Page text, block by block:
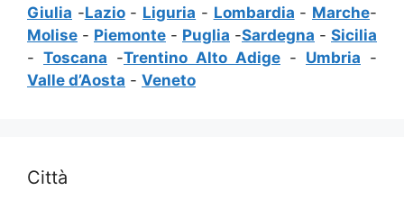
Giulia -Lazio- Liguria - Lombardia - Marche-
Molise - Piemonte - Puglia -Sardegna - Sicilia
- Toscana -Trentino Alto Adige - Umbria -
Valle d’Aosta - Veneto
Città